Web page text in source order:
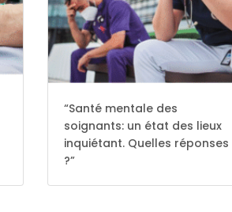
“Santé mentale des
soignants: un état des lieux
inquiétant. Quelles réponses
?”